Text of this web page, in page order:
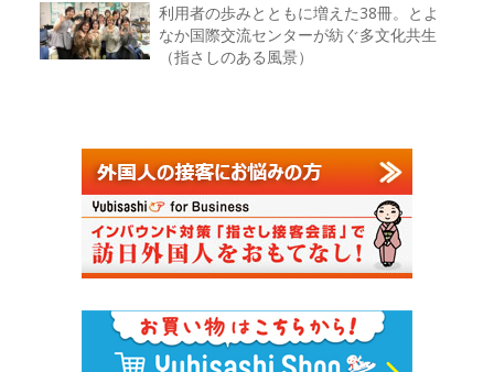
利用者の歩みとともに増えた38冊。とよ
なか国際交流センターが紡ぐ多文化共生
（指さしのある風景）